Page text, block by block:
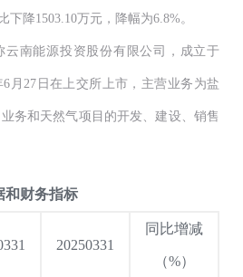
下降1503.10万元，降幅为6.8%。
云南能源投资股份有限公司，成立于
6月27日在上交所上市，主营业务为盐
务和天然气项目的开发、建设、销售
和财务指标
20250331
同比增减
（%）